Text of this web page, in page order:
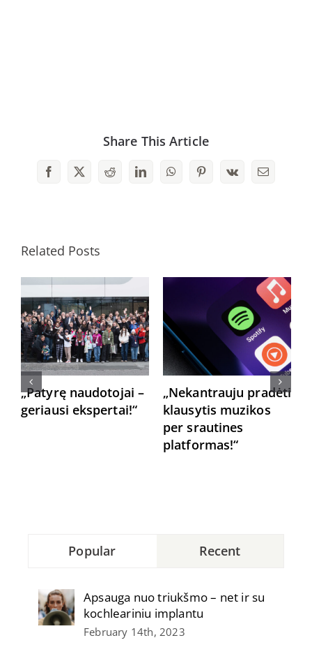
Share This Article
Facebook
X RedditLinkedInWhatsAppPinterest
Vk Email
Related Posts
„Patyrę naudotojai –
geriausi ekspertai!“
„Nekantrauju pradėti
klausytis muzikos
per srautines
platformas!“
Popular Recent
Apsauga nuo triukšmo – net ir su
kochleariniu implantu
February 14th, 2023